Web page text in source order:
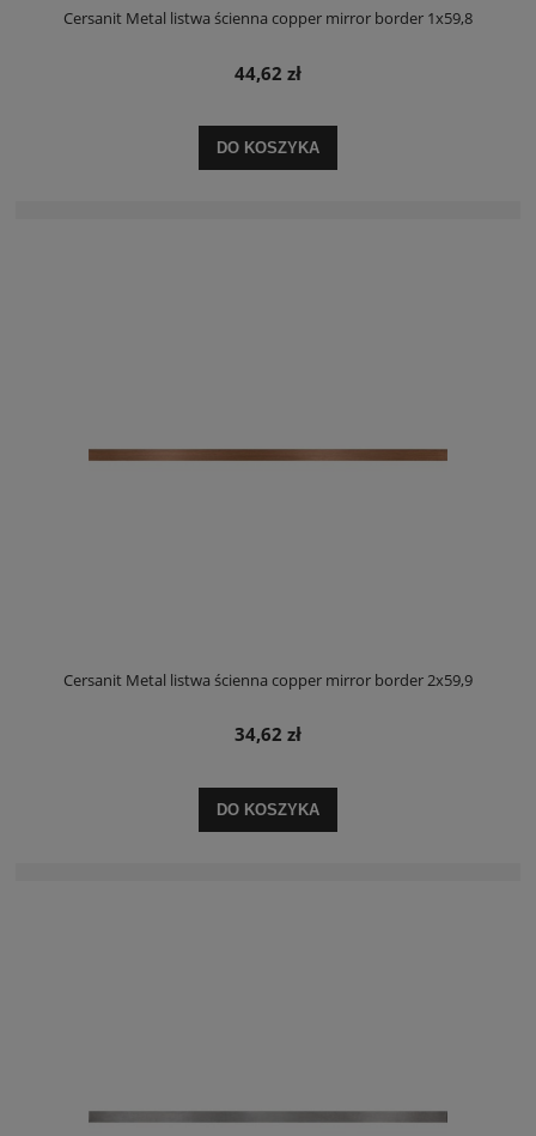
Cersanit Metal listwa ścienna copper mirror border 1x59,8
44,62 zł
DO KOSZYKA
Cersanit Metal listwa ścienna copper mirror border 2x59,9
34,62 zł
DO KOSZYKA